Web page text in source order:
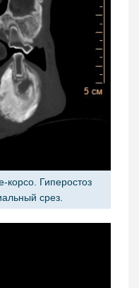
корсо. Гиперостоз
срез.